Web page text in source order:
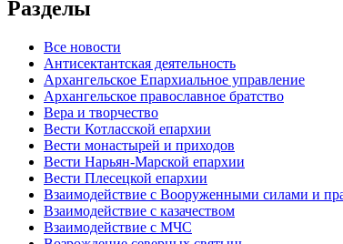
Разделы
Все новости
Антисектантская деятельность
Архангельское Епархиальное управление
Архангельское православное братство
Вера и творчество
Вести Котласской епархии
Вести монастырей и приходов
Вести Нарьян-Марской епархии
Вести Плесецкой епархии
Взаимодействие с Вооруженными силами и
Взаимодействие с казачеством
Взаимодействие с МЧС